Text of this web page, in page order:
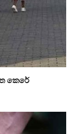
කෙරේ